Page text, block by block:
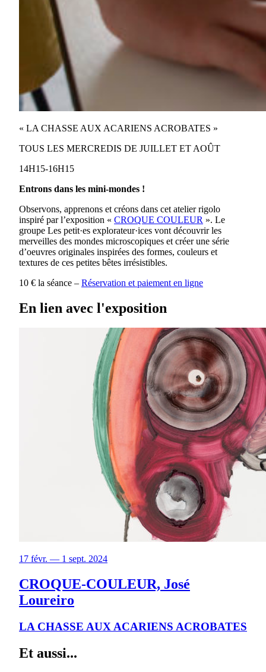
« LA CHASSE AUX ACARIENS ACROBATES »
TOUS LES MERCREDIS DE JUILLET ET AOÛT
14H15-16H15
Entrons dans les mini-mondes !
Observons, apprenons et créons dans cet atelier rigolo
inspiré par l’exposition « CROQUE COULEUR ». Le
groupe Les petit·es explorateur·ices vont découvrir les
merveilles des mondes microscopiques et créer une série
d’oeuvres originales inspirées des formes, couleurs et
textures de ces petites bêtes irrésistibles.
10 € la séance – Réservation et paiement en ligne
En lien avec l'exposition
17 févr. — 1 sept. 2024
CROQUE-COULEUR, José
Loureiro
LA CHASSE AUX ACARIENS ACROBATES
Et aussi...